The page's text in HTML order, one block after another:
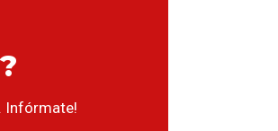
Infórmate!